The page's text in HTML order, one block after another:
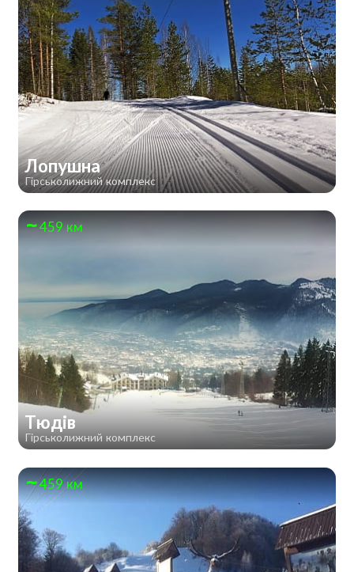
Лопушна
Гірськолижний комплекс
459 км
Тюдів
Гірськолижний комплекс
459 км